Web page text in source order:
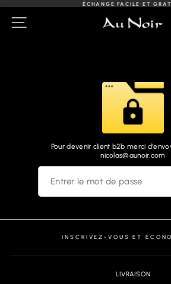
contenu
Pause
ÉCHANGE FACILE ET
Pour devenir client b2b merci
nicolas@aunoir.com
INSCRIVEZ-VOUS ET
LIVRAISON